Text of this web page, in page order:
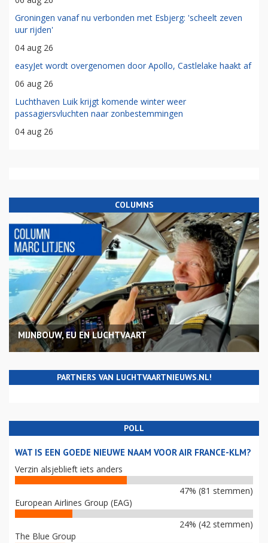
Groningen vanaf nu verbonden met Esbjerg: 'scheelt zeven
uur rijden'
04 aug 26
easyJet wordt overgenomen door Apollo, Castlelake haakt af
06 aug 26
Luchthaven Luik krijgt komende winter weer
passagiersvluchten naar zonbestemmingen
04 aug 26
COLUMNS
MIJNBOUW, EU EN LUCHTVAART
PARTNERS VAN LUCHTVAARTNIEUWS.NL!
POLL
WAT IS EEN GOEDE NIEUWE NAAM VOOR AIR FRANCE-KLM?
Verzin alsjeblieft iets anders
47% (81 stemmen)
European Airlines Group (EAG)
24% (42 stemmen)
The Blue Group